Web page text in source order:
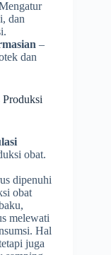
dan
–
dan
Produksi
obat.
dipenuhi
obat
melewati
Hal
juga